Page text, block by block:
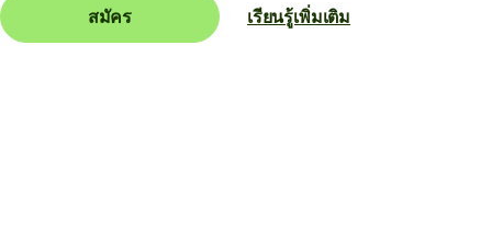
สมัคร เรียนรู้เพิ่มเติม